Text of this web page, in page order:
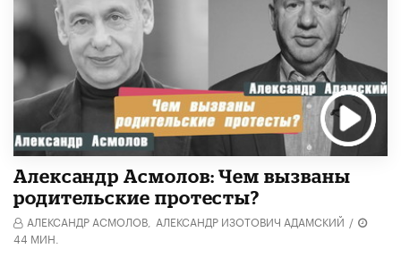
Александр Асмолов: Чем вызваны
родительские протесты?
АЛЕКСАНДР АСМОЛОВ, АЛЕКСАНДР ИЗОТОВИЧ АДАМСКИЙ /
44 МИН.